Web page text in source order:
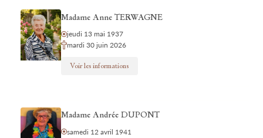
Madame Anne TERWAGNE
jeudi 13 mai 1937
mardi 30 juin 2026
Voir les informations
Madame Andrée DUPONT
samedi 12 avril 1941